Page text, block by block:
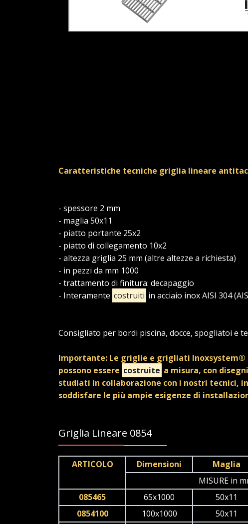
Caratteristiche tecniche griglia lineare
- spessore 2 mm
- maglia 50x11
- piatto portante 25x2
- piatto di collegamento 10x2
- altezza griglia 25 mm (altre altezze a richiesta)
- in pezzi da mm 1000
- trattamento di finitura: decapaggio
- Interamente costruiti in acciaio inox AISI 304
Consigliato per bordi piscina, docce, spogliatoi e
Importante: Le griglie e grigliati Inoxsystem®
possono essere costruite a misura, con disegni
studiati in collaborazione con i nostri tecnici,
soddisfare le più ampie esigenze di
Griglia Lineare 0854
ARTICOLO Dimensioni Maglia
MISURE in
085465
65x1000 50x11
0854100
100x1000 50x11